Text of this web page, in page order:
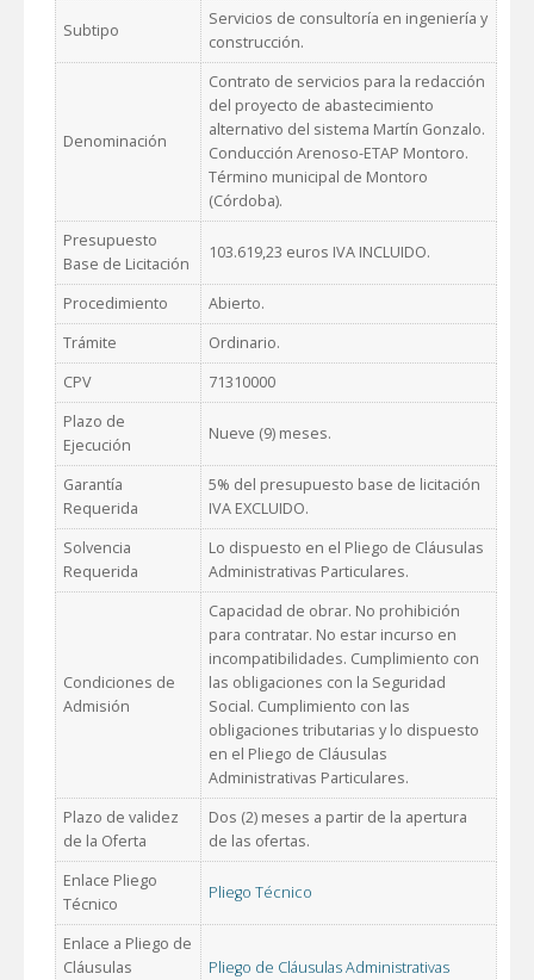
Subtipo
Servicios de consultoría en ingeniería y
construcción.
Denominación
Contrato de servicios para la redacción
del proyecto de abastecimiento
alternativo del sistema Martín Gonzalo.
Conducción Arenoso-ETAP Montoro.
Término municipal de Montoro
(Córdoba).
Presupuesto
Base de Licitación
103.619,23 euros IVA INCLUIDO.
Procedimiento
Abierto.
Trámite
Ordinario.
CPV
71310000
Plazo de
Ejecución
Nueve (9) meses.
Garantía
Requerida
5% del presupuesto base de licitación
IVA EXCLUIDO.
Solvencia
Requerida
Lo dispuesto en el Pliego de Cláusulas
Administrativas Particulares.
Condiciones de
Admisión
Capacidad de obrar. No prohibición
para contratar. No estar incurso en
incompatibilidades. Cumplimiento con
las obligaciones con la Seguridad
Social. Cumplimiento con las
obligaciones tributarias y lo dispuesto
en el Pliego de Cláusulas
Administrativas Particulares.
Plazo de validez
de la Oferta
Dos (2) meses a partir de la apertura
de las ofertas.
Enlace Pliego
Técnico
Pliego Técnico
Enlace a Pliego de
Cláusulas
Pliego de Cláusulas Administrativas